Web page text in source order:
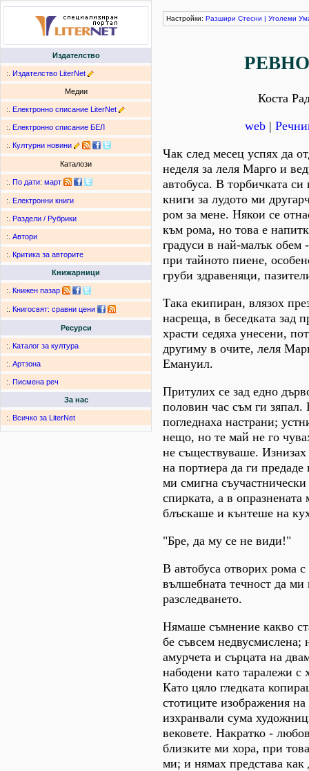
Издателство
:. Издателство LiterNet
Медии
:. Електронно списание LiterNet
:. Електронно списание БЕЛ
:. Културни новини
Каталози
:. По дати: март
:. Електронни книги
:. Раздели / Рубрики
:. Автори
:. Критика за авторите
Книжарници
:. Книжен пазар
:. Книгосвят: сравни цени
Ресурси
:. Каталог за култура
:. Артзона
:. Писмена реч
За нас
:. Всичко за LiterNet
Настройки: Разшири Стесни | Уголеми
Коста
web |
Чак след месец успях да
неделя за леля Марго и
автобуса. В торбичката
книги за лудото ми
ром за мене. Някои се
към рома, но това е
градуси в най-малък обем
при тайното пиене,
груби здравеняци,
Така екипиран, влязох
насреща, в беседката зад
храсти седяха унесени,
другиму в очите, леля
Емануил.
Притулих се зад едно
половин час съм ги
погледнаха настрани;
нещо, но те май не го
не съществуваше. Изнизах
на портиера да ги
ми смигна
спирката, а в опразнената
блъскаше и кънтеше на
"Бре, да му се не види!"
В автобуса отворих рома
вълшебната течност да ми
разследването.
Нямаше съмнение какво
бе съвсем недвусмислена;
амурчета и сърцата на
набодени като таралежи с
Като цяло гледката
стотиците изображения
изхранвали сума
вековете. Накратко -
близките ми хора, при
ми; и нямах представа как